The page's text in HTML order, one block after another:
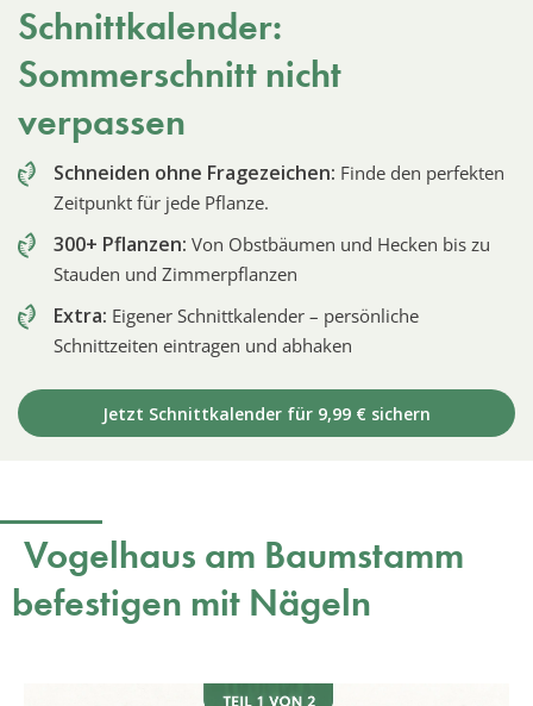
Schnittkalender:
Sommerschnitt nicht
verpassen
Schneiden ohne Fragezeichen: Finde den perfekten
Zeitpunkt für jede Pflanze.
300+ Pflanzen: Von Obstbäumen und Hecken bis zu
Stauden und Zimmerpflanzen
Extra: Eigener Schnittkalender – persönliche
Schnittzeiten eintragen und abhaken
Jetzt Schnittkalender für 9,99 € sichern
Vogelhaus am Baumstamm
befestigen mit Nägeln